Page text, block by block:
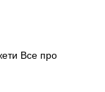
Все про